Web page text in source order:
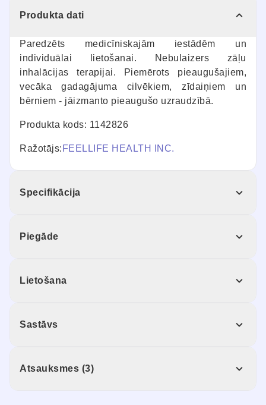
Produkta dati
Paredzēts medicīniskajām iestādēm un
individuālai lietošanai. Nebulaizers zāļu
inhalācijas terapijai. Piemērots pieaugušajiem,
vecāka gadagājuma cilvēkiem, zīdaiņiem un
bērniem - jāizmanto pieaugušo uzraudzībā.
Produkta kods: 1142826
Ražotājs: FEELLIFE HEALTH INC.
Specifikācija
Piegāde
Lietošana
Sastāvs
Atsauksmes (3)